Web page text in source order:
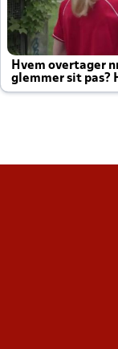
Hvem overtager
glemmer sit pas?
altid til efter